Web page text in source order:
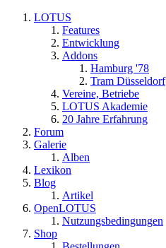
LOTUS
Features
Entwicklung
Addons
Hamburg '78
Tram Düsseldorf
Vereine, Betriebe
LOTUS Akademie
20 Jahre Erfahrung
Forum
Galerie
Alben
Lexikon
Blog
Artikel
OpenLOTUS
Nutzungsbedingungen
Shop